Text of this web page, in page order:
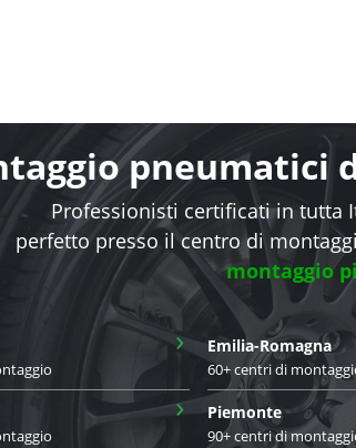
pneumatici
Professionisti certificati in tutta
perfetto presso il centro di
montaggio
› Emilia-Romagna
60+ centri di
› Piemonte
90+ centri di